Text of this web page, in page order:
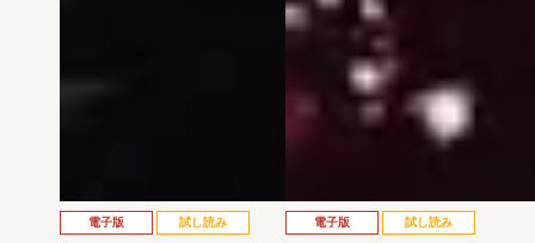
電子版 試し読み 電子版 試し読み